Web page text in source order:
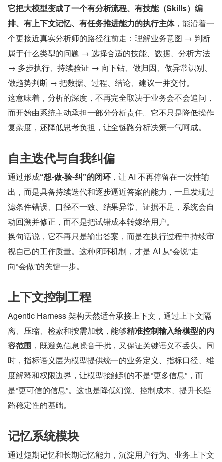
它把大模型变成了一个有分析流程、有技能（Skills）编
排、有上下文记忆、有任务推进能力的执行主体，能沿着一
个更接近真实分析师的路径往前走：理解业务意图 → 判断
属于什么类型的问题 → 选择合适的技能、数据、分析方法
→ 多步执行、持续验证 → 向下钻、做归因、做异常识别、
做趋势判断 → 把数据、过程、结论、建议一并交付。
这意味着，分析的深度，不再完全取决于业务会不会追问，
而开始由系统主动承担一部分分析责任。它不只是降低操作
复杂度，还降低思考负担，让全链路分析决策一气呵成。
自主迭代与自我纠偏
通过形成“想-做-验-纠”的闭环，让 AI 不再停留在一次性输
出，而是具备持续迭代和逐步逼近答案的能力，一旦发现过
滤条件错误、口径不一致、结果异常、证据不足，系统会自
动回溯并修正，而不是把试错成本转嫁给用户。
换句话说，它不再只是输出答案，而是在执行过程中持续审
视自己的工作质量。这种闭环机制，才是 AI 从“会说”走
向“会做”的关键一步。
上下文控制工程
Agentic Harness 架构天然适合承接上下文，通过上下文隔
离、压缩、检索和按需加载，能够精准控制输入给模型的内
容范围 ，既避免信息噪音干扰，又保证关键语义不丢失。同
时，指标语义层为模型提供统一的业务定义、指标口径、维
度解释和权限边界，让模型接触到的不是“更多信息”，而
是“更可信的信息”。这也是降低幻觉、控制成本、提升长链
路稳定性的基础。
记忆系统模块
通过短期记忆和长期记忆能力，沉淀用户行为、业务上下文